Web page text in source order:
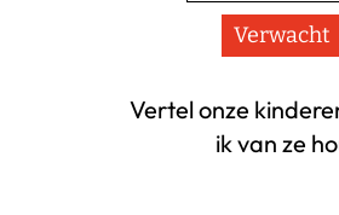
Verwacht
Vertel onze
ik van ze